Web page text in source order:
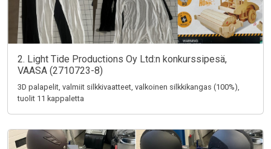
2. Light Tide Productions Oy Ltd:n konkurssipesä,
VAASA (2710723-8)
3D palapelit, valmiit silkkivaatteet, valkoinen silkkikangas (100%),
tuolit 11 kappaletta